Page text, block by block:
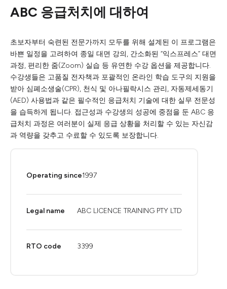
ABC 응급처치에 대하여
초보자부터 숙련된 전문가까지 모두를 위해 설계된 이 프로그램은
바쁜 일정을 고려하여 종일 대면 강의, 간소화된 “익스프레스” 대면
과정, 편리한 줌(Zoom) 실습 등 유연한 수강 옵션을 제공합니다.
수강생들은 고품질 전자책과 포괄적인 온라인 학습 도구의 지원을
받아 심폐소생술(CPR), 천식 및 아나필락시스 관리, 자동제세동기
(AED) 사용법과 같은 필수적인 응급처치 기술에 대한 실무 전문성
을 습득하게 됩니다. 접근성과 수강생의 성공에 중점을 둔 ABC 응
급처치 과정은 여러분이 실제 응급 상황을 처리할 수 있는 자신감
과 역량을 갖추고 수료할 수 있도록 보장합니다.
Operating since1997
Legal name ABC LICENCE TRAINING PTY LTD
RTO code 3399